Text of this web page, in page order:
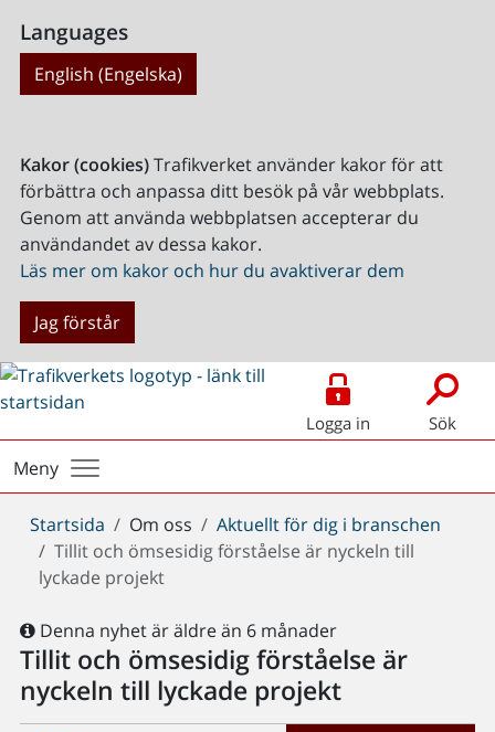
Languages
English (Engelska)
Kakor (cookies)Trafikverket använder kakor för att
förbättra och anpassa ditt besök på vår webbplats.
Genom att använda webbplatsen accepterar du
användandet av dessa kakor.
Läs mer om kakor och hur du avaktiverar dem
Jag förstår
Logga in Sök
Meny
Du
är
här:
Startsida Om oss
Aktuellt för dig i branschen
Tillit och ömsesidig förståelse är nyckeln till
lyckade projekt
Denna nyhet är äldre än 6 månader
Tillit och ömsesidig förståelse är
nyckeln till lyckade projekt